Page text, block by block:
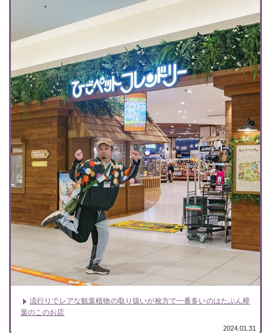
流行りでレアな観葉植物の取り扱いが枚方で一番多いのはたぶん樟
葉のこのお店
2024.01.31